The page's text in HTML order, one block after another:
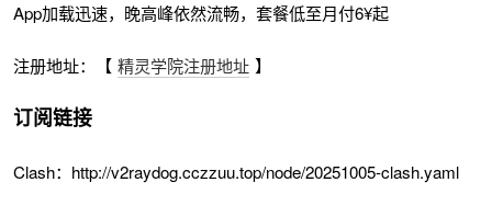
App加载迅速，晚高峰依然流畅，套餐低至月付6¥起
注册地址：【 精灵学院注册地址 】
订阅链接
Clash：http://v2raydog.cczzuu.top/node/20251005-clash.yaml